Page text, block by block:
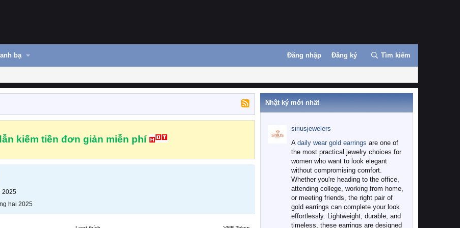
bạ Đăng nhập Đăng ký Tìm kiếm
kiếm tiền đơn giản miễn phí
2025
hai 2025
Nhật ký mới nhất
siriusjewelers
A daily wear gold earrings are one of
the most practical jewelry choices for
women who want to look elegant
without compromising comfort.
Whether you're heading to the office,
attending college, working from home,
or meeting friends, the right pair of
gold earrings can complete your look
effortlessly. Lightweight, durable, and
timeless, these earrings are designed